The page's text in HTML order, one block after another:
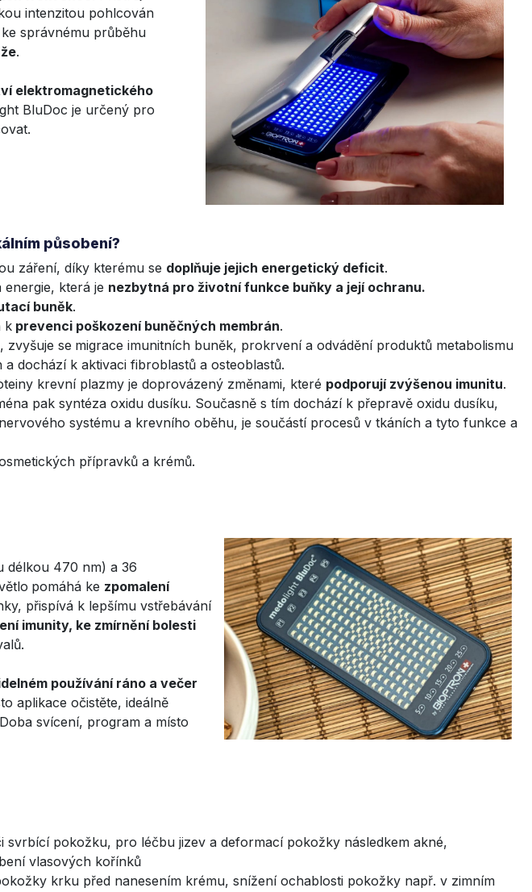
intenzitou pohlcován
správnému průběhu
.
elektromagnetického
BluDoc je určený pro
působení?
záření, díky kterému se doplňuje jejich energetický deficit.
která je nezbytná pro životní funkce buňky a její ochranu.
buněk.
k prevenci poškození buněčných membrán.
, zvyšuje se migrace imunitních buněk, prokrvení a odvádění produktů metabolismu
dochází k aktivaci fibroblastů a osteoblastů.
krevní plazmy je doprovázený změnami, které podporují zvýšenou imunitu.
pak syntéza oxidu dusíku. Současně s tím dochází k přepravě oxidu dusíku,
systému a krevního oběhu, je součástí procesů v tkáních a tyto funkce a
přípravků a krémů.
délkou 470 nm) a 36
pomáhá ke zpomalení
přispívá k lepšímu vstřebávání
imunity, ke zmírnění bolesti
používání ráno a večer
aplikace očistěte, ideálně
svícení, program a místo
svrbící pokožku, pro léčbu jizev a deformací pokožky následkem akné,
vlasových kořínků
krku před nanesením krému, snížení ochablosti pokožky např. v zimním